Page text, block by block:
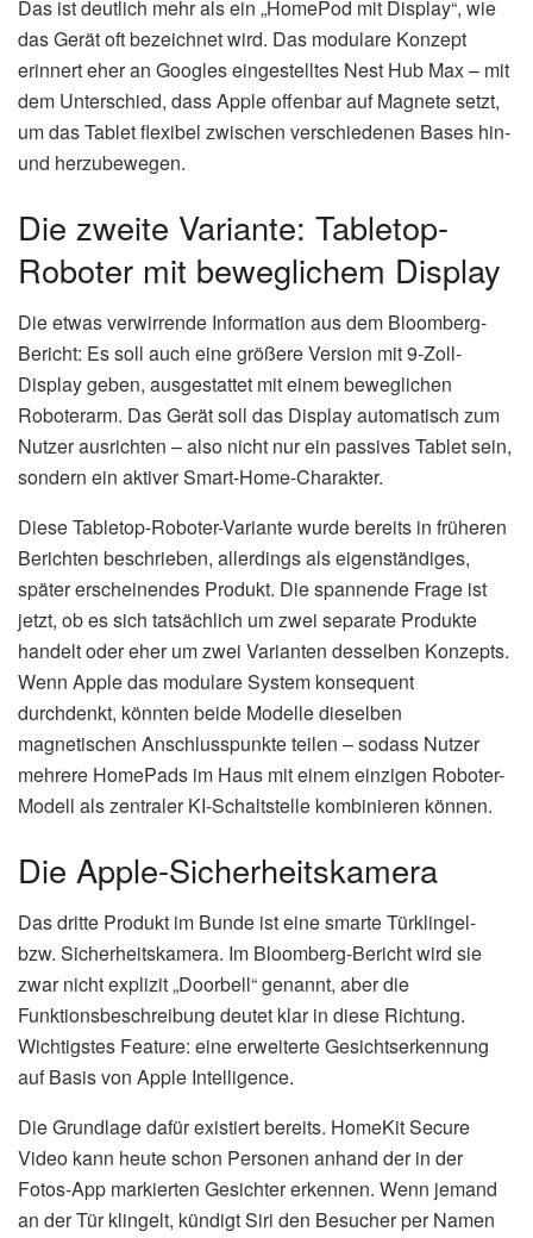
Das ist deutlich mehr als ein „HomePod mit Display“, wie
das Gerät oft bezeichnet wird. Das modulare Konzept
erinnert eher an Googles eingestelltes Nest Hub Max – mit
dem Unterschied, dass Apple offenbar auf Magnete setzt,
um das Tablet flexibel zwischen verschiedenen Bases hin-
und herzubewegen.
Die zweite Variante: Tabletop-
Roboter mit beweglichem Display
Die etwas verwirrende Information aus dem Bloomberg-
Bericht: Es soll auch eine größere Version mit 9-Zoll-
Display geben, ausgestattet mit einem beweglichen
Roboterarm. Das Gerät soll das Display automatisch zum
Nutzer ausrichten – also nicht nur ein passives Tablet sein,
sondern ein aktiver Smart-Home-Charakter.
Diese Tabletop-Roboter-Variante wurde bereits in früheren
Berichten beschrieben, allerdings als eigenständiges,
später erscheinendes Produkt. Die spannende Frage ist
jetzt, ob es sich tatsächlich um zwei separate Produkte
handelt oder eher um zwei Varianten desselben Konzepts.
Wenn Apple das modulare System konsequent
durchdenkt, könnten beide Modelle dieselben
magnetischen Anschlusspunkte teilen – sodass Nutzer
mehrere HomePads im Haus mit einem einzigen Roboter-
Modell als zentraler KI-Schaltstelle kombinieren können.
Die Apple-Sicherheitskamera
Das dritte Produkt im Bunde ist eine smarte Türklingel-
bzw. Sicherheitskamera. Im Bloomberg-Bericht wird sie
zwar nicht explizit „Doorbell“ genannt, aber die
Funktionsbeschreibung deutet klar in diese Richtung.
Wichtigstes Feature: eine erweiterte Gesichtserkennung
auf Basis von Apple Intelligence.
Die Grundlage dafür existiert bereits. HomeKit Secure
Video kann heute schon Personen anhand der in der
Fotos-App markierten Gesichter erkennen. Wenn jemand
an der Tür klingelt, kündigt Siri den Besucher per Namen